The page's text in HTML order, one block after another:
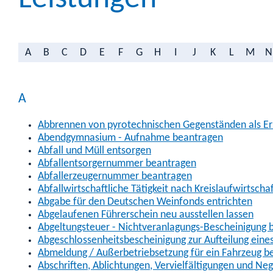
A B C D E F G H J K L M N
A
Abbrennen von pyrotechnischen Gegenständen als
Abendgymnasium - Aufnahme beantragen
Abfall und Müll entsorgen
Abfallentsorgernummer beantragen
Abfallerzeugernummer beantragen
Abfallwirtschaftliche Tätigkeit nach
Abgabe für den Deutschen Weinfonds entrichten
Abgelaufenen Führerschein neu ausstellen lassen
Abgeltungsteuer - Nichtveranlagungs-Bescheinigung
Abgeschlossenheitsbescheinigung zur Aufteilung
Abmeldung / Außerbetriebsetzung für ein Fahrzeug
Abschriften, Ablichtungen, Vervielfältigungen und